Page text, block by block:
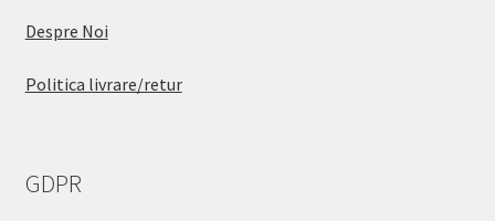
Despre Noi
Politica livrare/retur
GDPR